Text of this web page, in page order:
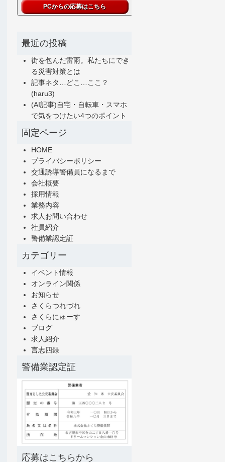
最近の投稿
街を包んだ雷雨。私たちにでき
る災害対策とは
記事ネタ…どこ…ここ？
(haru3)
(AI記事)自宅・自転車・スマホ
で気をつけたい4つのポイント
固定ページ
HOME
プライバシーポリシー
交通誘導警備員になるまで
会社概要
採用情報
業務内容
求人お問い合わせ
社員紹介
警備業認定証
カテゴリー
イベント情報
オンライン関係
お知らせ
さくらつれづれ
さくらにゅーす
ブログ
求人紹介
言志四録
警備業認定証
応募はこちらから